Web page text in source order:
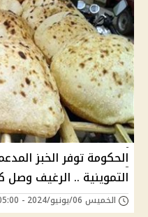
الحكومة توفر الخبز
التموينية .. الرغيف
الخميس 06/يونيو/2024 - 05:00 ص